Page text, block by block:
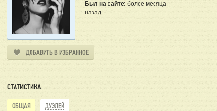
Был на сайте: более месяца
назад.
ДОБАВИТЬ В ИЗБРАННОЕ
СТАТИСТИКА
ОБЩАЯ ДУЭЛЕЙ